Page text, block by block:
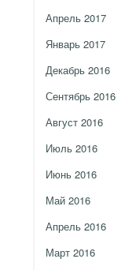
Апрель 2017
Январь 2017
Декабрь 2016
Сентябрь 2016
Август 2016
Июль 2016
Июнь 2016
Май 2016
Апрель 2016
Март 2016